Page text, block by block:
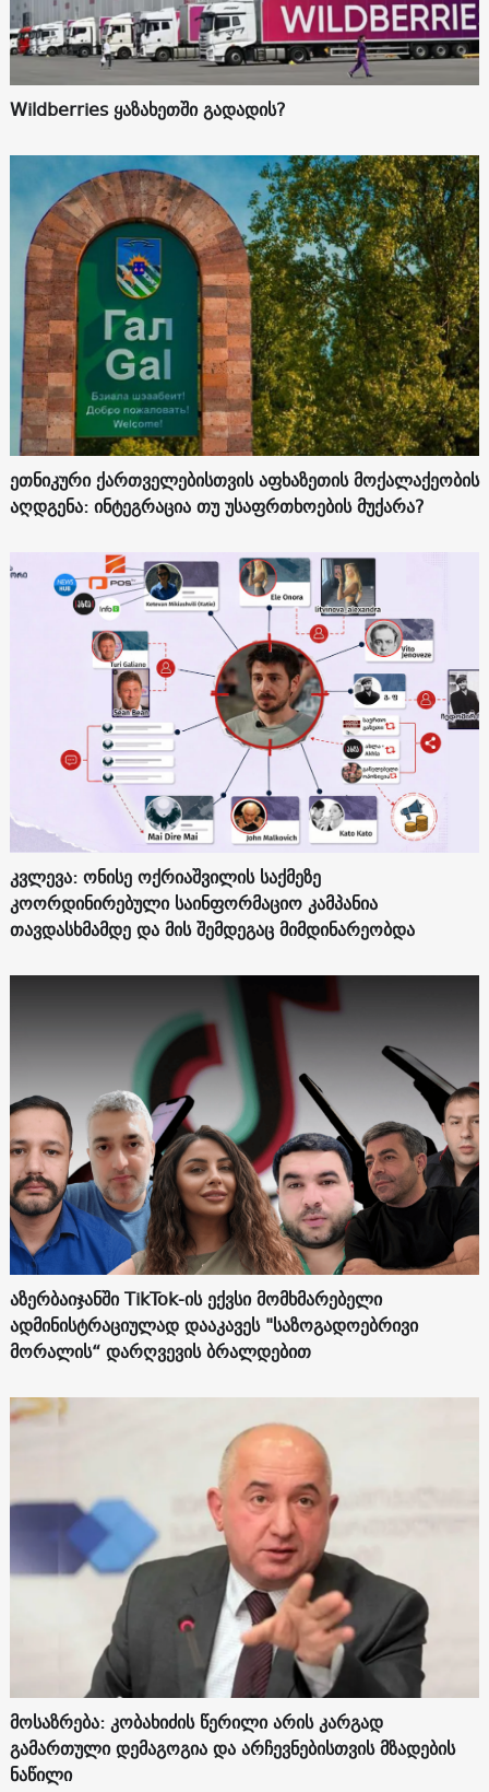
Wildberries ყაზახეთში გადადის?
ეთნიკური ქართველებისთვის აფხაზეთის მოქალაქეობის
აღდგენა: ინტეგრაცია თუ უსაფრთხოების მუქარა?
კვლევა: ონისე ოქრიაშვილის საქმეზე
კოორდინირებული საინფორმაციო კამპანია
თავდასხმამდე და მის შემდეგაც მიმდინარეობდა
აზერბაიჯანში TikTok-ის ექვსი მომხმარებელი
ადმინისტრაციულად დააკავეს "საზოგადოებრივი
მორალის“ დარღვევის ბრალდებით
მოსაზრება: კობახიძის წერილი არის კარგად
გამართული დემაგოგია და არჩევნებისთვის მზადების
ნაწილი